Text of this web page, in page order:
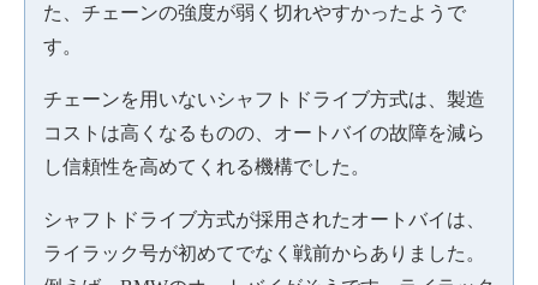
た、チェーンの強度が弱く切れやすかったようで
す。
チェーンを用いないシャフトドライブ方式は、製造
コストは高くなるものの、オートバイの故障を減ら
し信頼性を高めてくれる機構でした。
シャフトドライブ方式が採用されたオートバイは、
ライラック号が初めてでなく戦前からありました。